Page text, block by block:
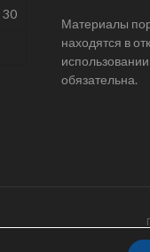
30
Материалы
находятся в
обязательна.